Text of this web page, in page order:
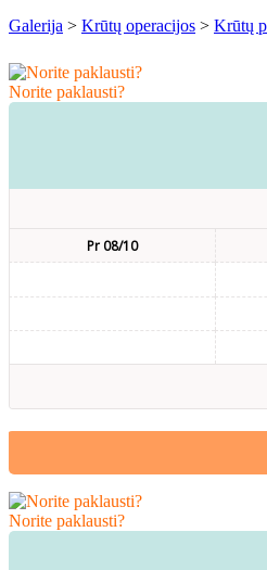
Galerija > Krūtų operacijos > Krūtų
Norite paklausti?
Pr 08/10
Norite paklausti?